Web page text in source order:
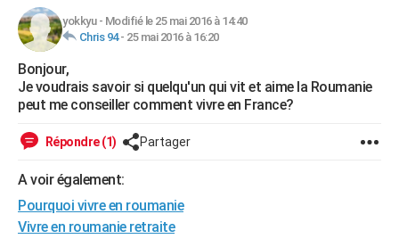
FINANCE
Retraite
Impôts
Epargne
Immobilier
Risques naturels par ville
Banque
Assurance
Crédit
AUTO
Essais
Réserver un essai
Citadines
Berlines
SUV
Forum auto
+HIGH-TECH
Mobiles
Meilleur smartphone
Internet
Ordinateurs
Jeux vidéo
Guide high-tech
+
Forum
Aménagement intérieur
Extérieur
Cuisine
Salle de bains
Jardinage
Rangement
WEEK-END
Guides de France
Escapades
Patrimoine
Expositions
Musées
Week-end nature
+LIFESTYLE
Art de vivre
Bien-être
Loisirs
Mode
Modes de vie
SANTE
yokkyu- Modifié le 25 mai 2016 à 14:40
Chris 94- 25 mai 2016 à 16:20
Bonjour,
Je voudrais savoir si quelqu'un qui vit et aime la Roumanie
peut me conseiller comment vivre en France?
Répondre (1) Partager
A voir également:
Pourquoi vivre en roumanie
Vivre en roumanie retraite